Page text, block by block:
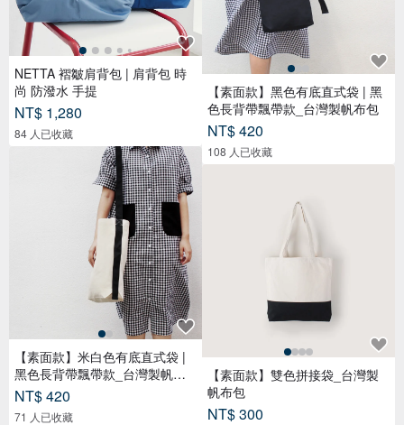
NETTA 褶皺肩背包 | 肩背包 時
尚 防潑水 手提
NT$ 1,280
84 人已收藏
【素面款】米白色有底直式袋 |
黑色長背帶飄帶款_台灣製帆布
包
NT$ 420
71 人已收藏
【素面款】黑色有底直式袋 | 黑
色長背帶飄帶款_台灣製帆布包
NT$ 420
108 人已收藏
【素面款】雙色拼接袋_台灣製
帆布包
NT$ 300